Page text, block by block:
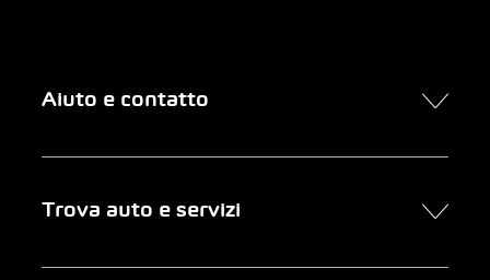
Aiuto e contatto
Trova auto e servizi